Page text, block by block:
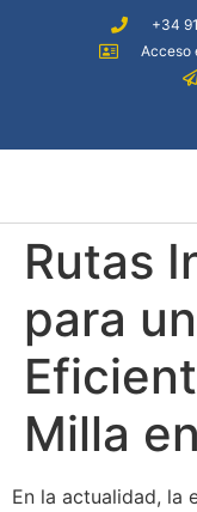
+34
Acceso
Rutas
para
Milla
En la actualidad, la